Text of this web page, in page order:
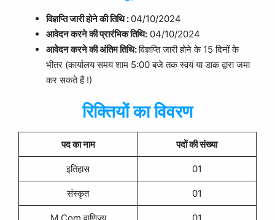
विज्ञप्ति जारी होने की तिथि : 04/10/2024
आवेदन करने की प्रारंभिक तिथि: 04/10/2024
आवेदन करने की अंतिम तिथि:विज्ञप्ति जारी होने के 15 दिनों के
भीतर (कार्यालय समय शाम 5:00 बजे तक स्वयं या डाक द्वारा जमा
कर सकते हैं !)
रिक्तियों का विवरण
पद का नाम पदों की संख्या
इतिहास 01
संस्कृत 01
M.Com वाणिज्य 01